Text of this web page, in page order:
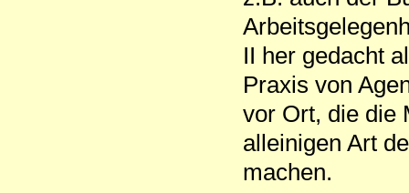
II her gedacht
Praxis von
vor Ort, die die
alleinigen Art
machen.